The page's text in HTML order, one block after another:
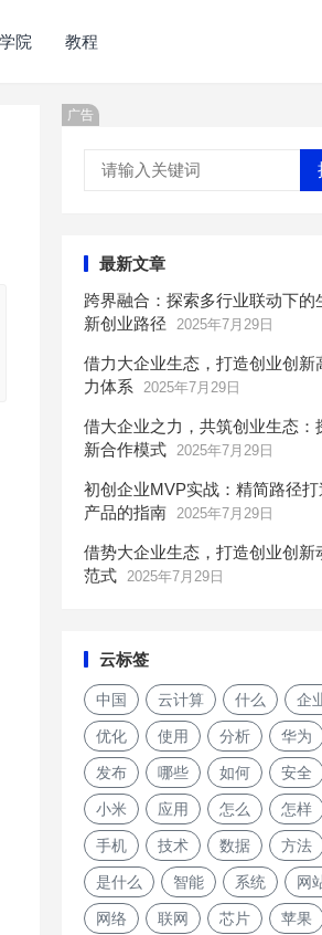
院 教程
广告
最新文章
跨界融合：探索多行业联动下的
新创业路径
2025年7月29日
借力大企业生态，打造创业创新
力体系
2025年7月29日
借大企业之力，共筑创业生态：
新合作模式 2025年7月29日
初创企业MVP实战：精简路径打
产品的指南 2025年7月29日
借势大企业生态，打造创业创新
范式 2025年7月29日
云标签
中国 云计算 什么 企
优化 使用 分析 华为
发布 哪些 如何 安全
小米 应用 怎么 怎样
手机 技术 数据 方法
是什么 智能 系统 网
网络 联网 芯片 苹果